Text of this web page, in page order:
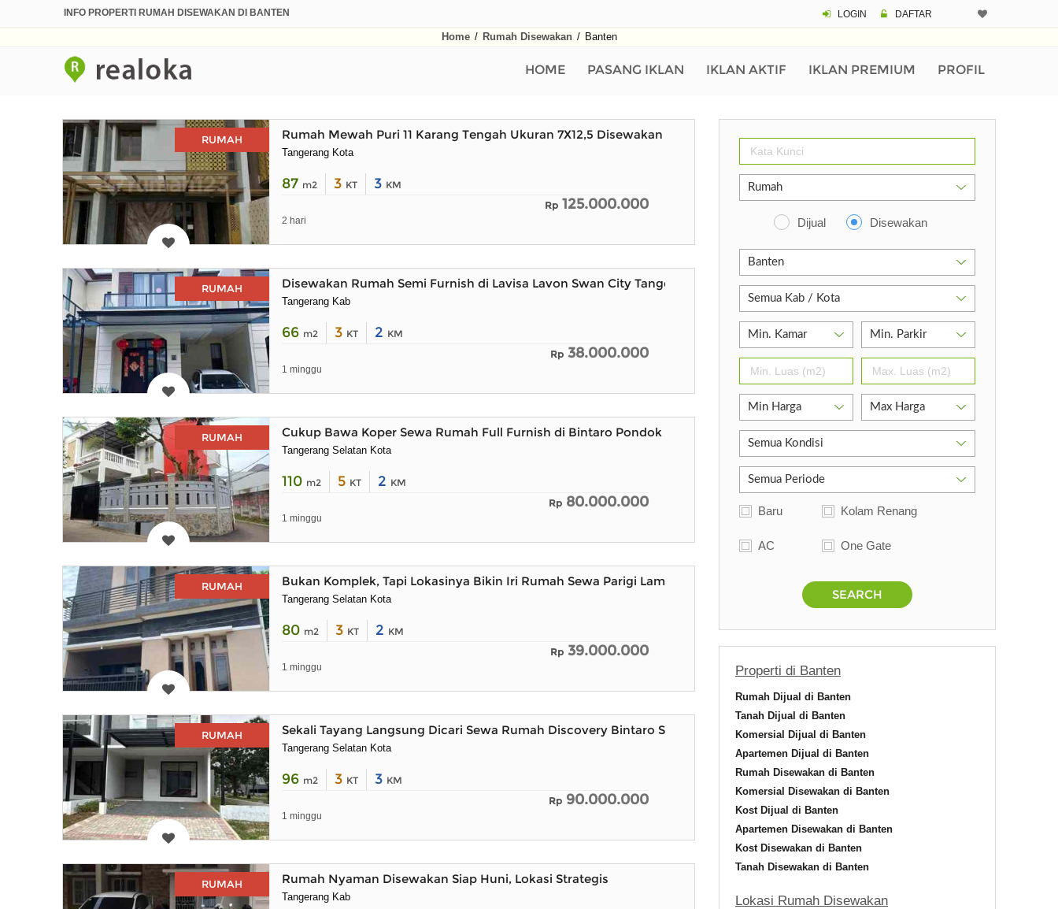
INFO PROPERTI RUMAH DISEWAKAN DI BANTEN LOGIN DAFTAR
Home / Rumah Disewakan / Banten
HOME PASANG IKLAN IKLAN AKTIF IKLAN PREMIUM PROFIL
RUMAH Rumah Mewah Puri 11 Karang Tengah Ukuran 7X12,5 Disewakan Murah
Tangerang Kota
87 m2 3 KT 3 KM
Rp 125.000.000
2 hari
RUMAH Disewakan Rumah Semi Furnish di Lavisa Lavon Swan City Tangerang
Tangerang Kab
66 m2 3 KT 2 KM
Rp 38.000.000
1 minggu
RUMAH Cukup Bawa Koper Sewa Rumah Full Furnish di Bintaro Pondok Pucung
Tangerang Selatan Kota
110 m2 5 KT 2 KM
Rp 80.000.000
1 minggu
RUMAH Bukan Komplek, Tapi Lokasinya Bikin Iri Rumah Sewa Parigi Lama
Tangerang Selatan Kota
80 m2 3 KT 2 KM
Rp 39.000.000
1 minggu
RUMAH Sekali Tayang Langsung Dicari Sewa Rumah Discovery Bintaro Siap Huni
Tangerang Selatan Kota
96 m2 3 KT 3 KM
Rp 90.000.000
1 minggu
RUMAH Rumah Nyaman Disewakan Siap Huni, Lokasi Strategis
Tangerang Kab
Dijual Disewakan
Baru Kolam Renang
AC One Gate
SEARCH
Properti di Banten
Rumah Dijual di Banten
Tanah Dijual di Banten
Komersial Dijual di Banten
Apartemen Dijual di Banten
Rumah Disewakan di Banten
Komersial Disewakan di Banten
Kost Dijual di Banten
Apartemen Disewakan di Banten
Kost Disewakan di Banten
Tanah Disewakan di Banten
Lokasi Rumah Disewakan